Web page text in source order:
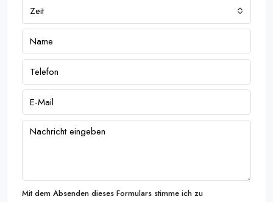
Zeit
Mit dem Absenden dieses Formulars stimme ich zu